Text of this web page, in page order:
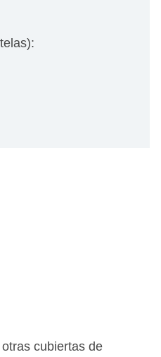
cubiertas de